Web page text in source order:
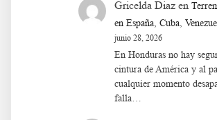
Gricelda Diaz en
en España, Cuba,
junio 28, 2026
En Honduras no hay
cintura de América y al
cualquier momento
falla…